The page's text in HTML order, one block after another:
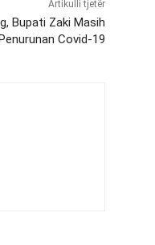
Artikulli tjetër
Bupati Zaki Masih
Covid-19